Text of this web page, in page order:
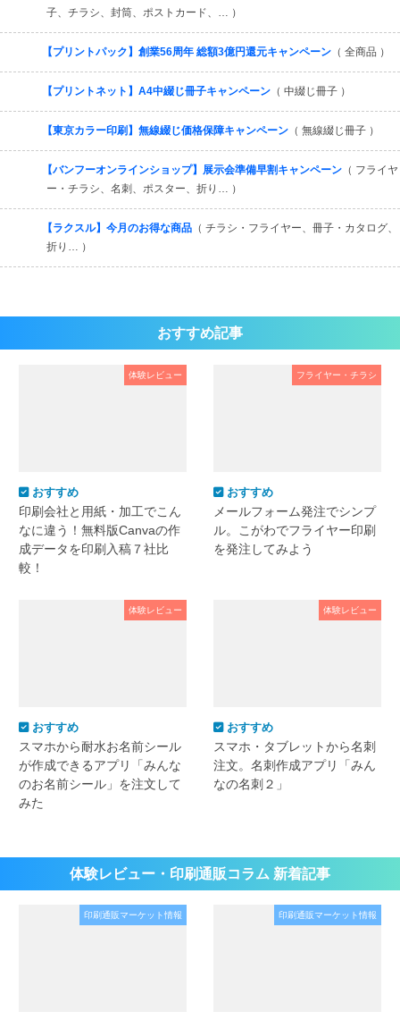
子、チラシ、封筒、ポストカード、… ）
【プリントパック】創業56周年 総額3億円還元キャンペーン （ 全商品 ）
【プリントネット】A4中綴じ冊子キャンペーン （ 中綴じ冊子 ）
【東京カラー印刷】無線綴じ価格保障キャンペーン （ 無線綴じ冊子 ）
【バンフーオンラインショップ】展示会準備早割キャンペーン （ フライヤ
ー・チラシ、名刺、ポスター、折り… ）
【ラクスル】今月のお得な商品 （ チラシ・フライヤー、冊子・カタログ、
折り… ）
おすすめ記事
体験レビュー
おすすめ
印刷会社と用紙・加工でこん
なに違う！無料版Canvaの作
成データを印刷入稿７社比
較！
フライヤー・チラシ
おすすめ
メールフォーム発注でシンプ
ル。こがわでフライヤー印刷
を発注してみよう
体験レビュー
おすすめ
スマホから耐水お名前シール
が作成できるアプリ「みんな
のお名前シール」を注文して
みた
体験レビュー
おすすめ
スマホ・タブレットから名刺
注文。名刺作成アプリ「みん
なの名刺２」
体験レビュー・印刷通販コラム 新着記事
印刷通販マーケット情報 印刷通販マーケット情報